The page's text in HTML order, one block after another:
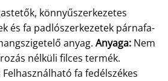
könnyűszerkezetes
és fa padlószerkezetek párnafa-
anyag. Anyaga: Nem
nélküli filces termék.
fa fedélszékes